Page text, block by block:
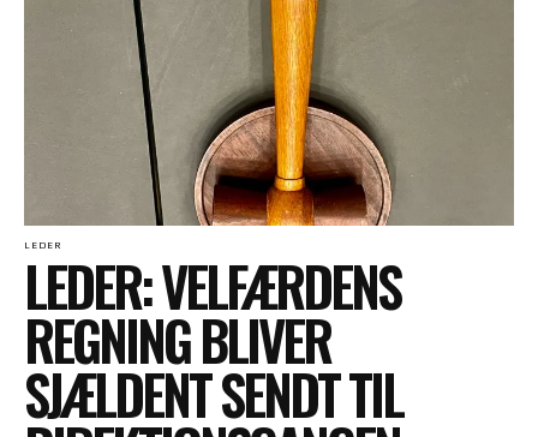
LEDER
LEDER: VELFÆRDENS
REGNING BLIVER
SJÆLDENT SENDT TIL